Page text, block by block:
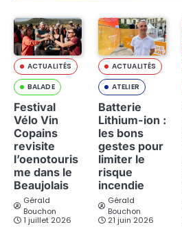
ACTUALITÉS
BALADE
Festival
Vélo Vin
Copains
revisite
l’oenotouris
me dans le
Beaujolais
Gérald
Bouchon
1 juillet 2026
ACTUALITÉS
ATELIER
Batterie
Lithium-ion :
les bons
gestes pour
limiter le
risque
incendie
Gérald
Bouchon
21 juin 2026